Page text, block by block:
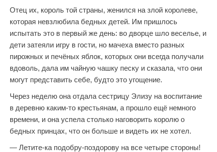
Отец их, король той страны, женился на злой королеве,
которая невзлюбила бедных детей. Им пришлось
испытать это в первый же день: во дворце шло веселье, и
дети затеяли игру в гости, но мачеха вместо разных
пирожных и печёных яблок, которых они всегда получали
вдоволь, дала им чайную чашку песку и сказала, что они
могут представить себе, будто это угощение.
Через неделю она отдала сестрицу Элизу на воспитание
в деревню каким-то крестьянам, а прошло ещё немного
времени, и она успела столько наговорить королю о
бедных принцах, что он больше и видеть их не хотел.
— Летите-ка подобру-поздорову на все четыре стороны!